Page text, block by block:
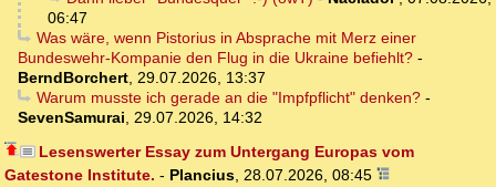
06:47
Was wäre, wenn Pistorius in Absprache mit Merz einer
Bundeswehr-Kompanie den Flug in die Ukraine befiehlt? -
BerndBorchert, 29.07.2026, 13:37
Warum musste ich gerade an die "Impfpflicht" denken?-
SevenSamurai, 29.07.2026, 14:32
Lesenswerter Essay zum Untergang Europas vom
Gatestone Institute. - Plancius, 28.07.2026, 08:45